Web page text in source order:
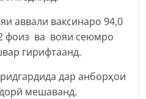
аввали ваксинаро 94,0
фоиз ва вояи сеюмро
гирифтаанд.
дар анборҳои
мешаванд.